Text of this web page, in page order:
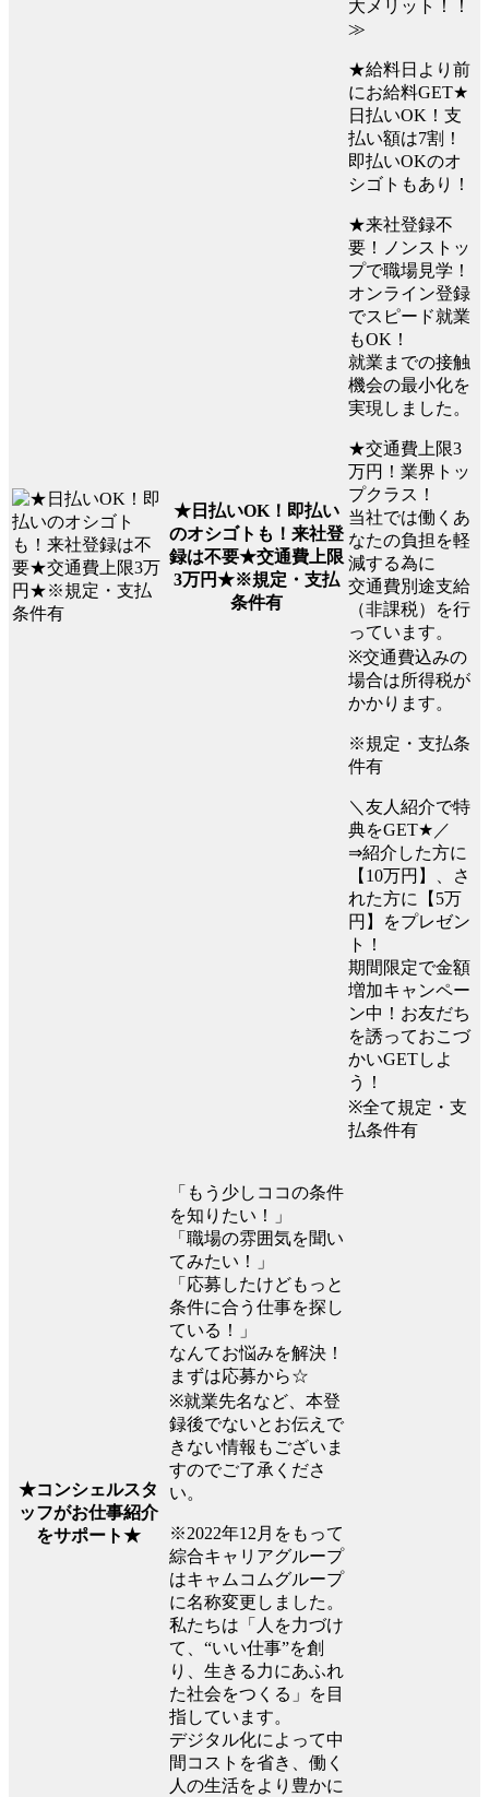
★日払いOK！即払い
のオシゴトも！来社登
録は不要★交通費上限
3万円★※規定・支払
条件有
大メリット！！
≫
★給料日より前
にお給料GET★
日払いOK！支
払い額は7割！
即払いOKのオ
シゴトもあり！
★来社登録不
要！ノンストッ
プで職場見学！
オンライン登録
でスピード就業
もOK！
就業までの接触
機会の最小化を
実現しました。
★交通費上限3
万円！業界トッ
プクラス！
当社では働くあ
なたの負担を軽
減する為に
交通費別途支給
（非課税）を行
っています。
※交通費込みの
場合は所得税が
かかります。
※規定・支払条
件有
＼友人紹介で特
典をGET★／
⇒紹介した方に
【10万円】、さ
れた方に【5万
円】をプレゼン
ト！
期間限定で金額
増加キャンペー
ン中！お友だち
を誘っておこづ
かいGETしよ
う！
※全て規定・支
払条件有
★コンシェルスタ
ッフがお仕事紹介
をサポート★
「もう少しココの条件
を知りたい！」
「職場の雰囲気を聞い
てみたい！」
「応募したけどもっと
条件に合う仕事を探し
ている！」
なんてお悩みを解決！
まずは応募から☆
※就業先名など、本登
録後でないとお伝えで
きない情報もございま
すのでご了承くださ
い。
※2022年12月をもって
綜合キャリアグループ
はキャムコムグループ
に名称変更しました。
私たちは「人を力づけ
て、“いい仕事”を創
り、生きる力にあふれ
た社会をつくる」を目
指しています。
デジタル化によって中
間コストを省き、働く
人の生活をより豊かに